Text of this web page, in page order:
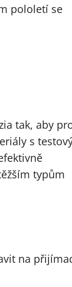
pololetí se
tak, aby
s
typům
na